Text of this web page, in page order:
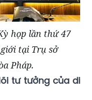
họp lần thứ 47
tại Trụ sở
Pháp.
tư tưởng của di